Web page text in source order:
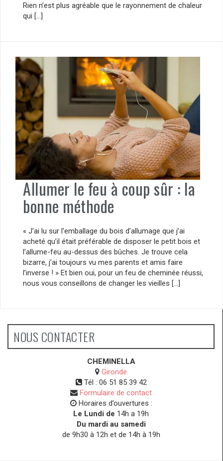
Rien n’est plus agréable que le rayonnement de chaleur
qui […]
Allumer le feu à coup sûr : la
bonne méthode
« J’ai lu sur l’emballage du bois d’allumage que j’ai
acheté qu’il était préférable de disposer le petit bois et
l’allume-feu au-dessus des bûches. Je trouve cela
bizarre, j’ai toujours vu mes parents et amis faire
l’inverse ! » Et bien oui, pour un feu de cheminée réussi,
nous vous conseillons de changer les vieilles […]
NOUS CONTACTER
CHEMINELLA
Gironde
Tél : 06 51 85 39 42
Formulaire de contact
Horaires d’ouvertures :
Le Lundi de 14h a 19h
Du mardi au samedi
de 9h30 à 12h et de 14h à 19h